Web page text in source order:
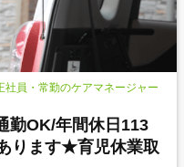
社員・常勤のケアマネージャー
勤OK/年間休日113
ります★育児休業取